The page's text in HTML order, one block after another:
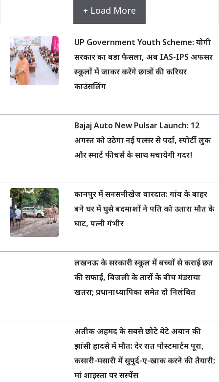
+ Load More
UP Government Youth Scheme: योगी
सरकार का बड़ा फैसला, अब IAS-IPS अफसर
स्कूलों में जाकर करेंगे छात्रों की करियर
काउंसलिंग
Bajaj Auto New Pulsar Launch: 12
अगस्त को उठेगा नई पल्सर से पर्दा, स्पोर्टी लुक
और स्मार्ट फीचर्स के साथ मचायेगी गदर!
कानपुर में सनसनीखेज वारदात: गांव के बाहर
बने घर में घुसे बदमाशों ने पति को उतारा मौत के
घाट, पत्नी गंभीर
लखनऊ के सरकारी स्कूल में बच्चों से कराई छत
की सफाई, बिजली के तारों के बीच मंडराया
खतरा; प्रधानाध्यापिका समेत दो निलंबित
अतीक अहमद के सबसे छोटे बेटे अबान की
झांसी हादसे में मौत: देर रात पोस्टमार्टम पूरा,
कसारी-मसारी में सुपुर्द-ए-खाक करने की तैयारी;
मां शाइस्ता पर सस्पेंस